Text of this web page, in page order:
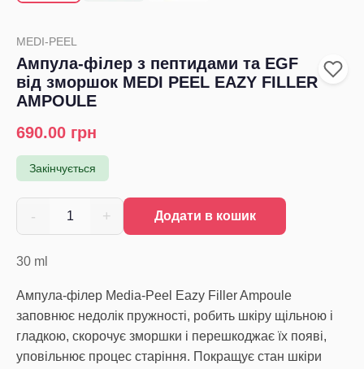
MEDI-PEEL
Ампула-філер з пептидами та EGF
від зморшок MEDI PEEL EAZY FILLER
AMPOULE
690.00 грн
Закінчується
- 1 + Додати в кошик
30 ml
Ампула-філер Media-Peel Eazy Filler Ampoule
заповнює недолік пружності, робить шкіру щільною і
гладкою, скорочує зморшки і перешкоджає їх появі,
уповільнює процес старіння. Покращує стан шкіри